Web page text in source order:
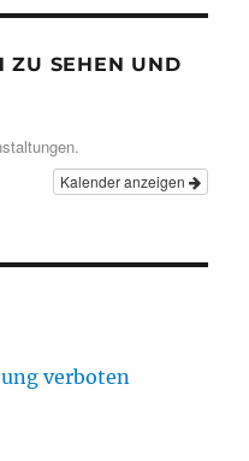
ZU SEHEN UND
Kalender anzeigen
verboten